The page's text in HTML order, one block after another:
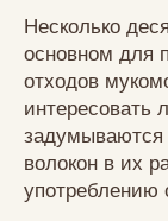
Несколько
основном для
отходов
интересовать
задумываются
волокон в их
употреблению